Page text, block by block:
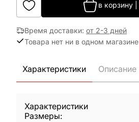
в корзину
Время доставки: от 2-3 дней
Товара нет ни в одном магазине
Характеристики Описание
Характеристики
Размеры: